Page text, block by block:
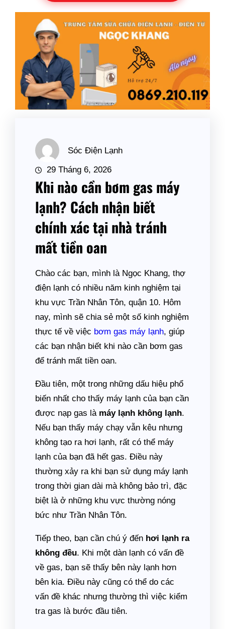
Sóc Điện Lạnh
29 Tháng 6, 2026
Khi nào cần bơm gas máy
lạnh? Cách nhận biết
chính xác tại nhà tránh
mất tiền oan
Chào các bạn, mình là Ngọc Khang, thợ
điện lạnh có nhiều năm kinh nghiệm tại
khu vực Trần Nhân Tôn, quận 10. Hôm
nay, mình sẽ chia sẻ một số kinh nghiệm
thực tế về việc bơm gas máy lạnh, giúp
các bạn nhận biết khi nào cần bơm gas
để tránh mất tiền oan.
Đầu tiên, một trong những dấu hiệu phổ
biến nhất cho thấy máy lạnh của bạn cần
được nạp gas là máy lạnh không lạnh.
Nếu bạn thấy máy chạy vẫn kêu nhưng
không tạo ra hơi lạnh, rất có thể máy
lạnh của bạn đã hết gas. Điều này
thường xảy ra khi bạn sử dụng máy lạnh
trong thời gian dài mà không bảo trì, đặc
biệt là ở những khu vực thường nóng
bức như Trần Nhân Tôn.
Tiếp theo, bạn cần chú ý đến hơi lạnh ra
không đều. Khi một dàn lạnh có vấn đề
về gas, bạn sẽ thấy bên này lạnh hơn
bên kia. Điều này cũng có thể do các
vấn đề khác nhưng thường thì việc kiểm
tra gas là bước đầu tiên.